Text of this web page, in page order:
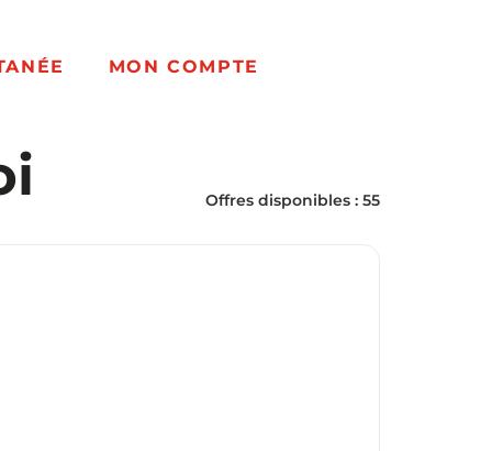
MON COMPTE
Offres disponibles : 55